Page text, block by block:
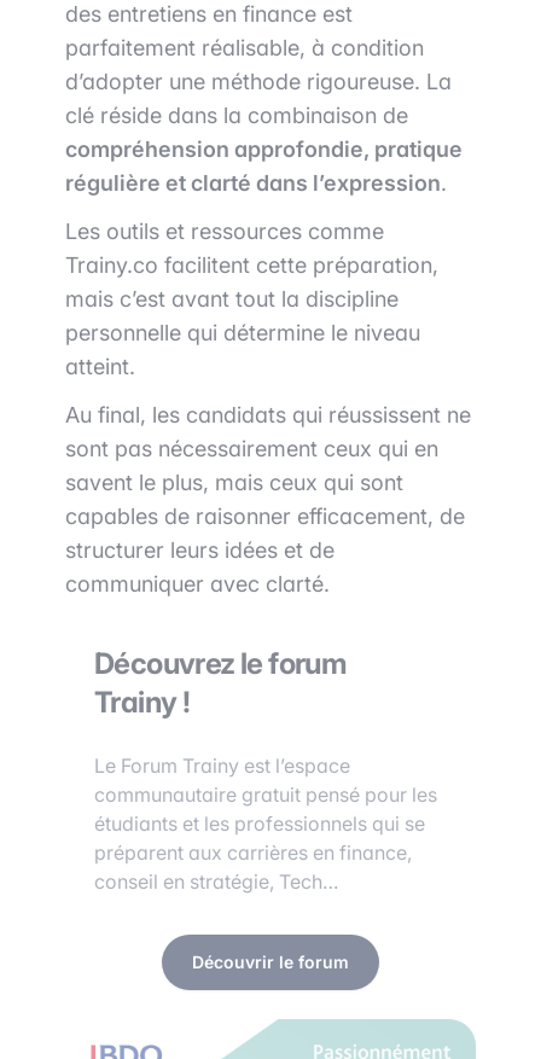
des entretiens en finance est
parfaitement réalisable, à condition
d’adopter une méthode rigoureuse. La
clé réside dans la combinaison de
compréhension approfondie, pratique
régulière et clarté dans l’expression.
Les outils et ressources comme
Trainy.co facilitent cette préparation,
mais c’est avant tout la discipline
personnelle qui détermine le niveau
atteint.
Au final, les candidats qui réussissent ne
sont pas nécessairement ceux qui en
savent le plus, mais ceux qui sont
capables de raisonner efficacement, de
structurer leurs idées et de
communiquer avec clarté.
Découvrez le forum
Trainy !
Le Forum Trainy est l’espace
communautaire gratuit pensé pour les
étudiants et les professionnels qui se
préparent aux carrières en finance,
conseil en stratégie, Tech…
Découvrir le forum